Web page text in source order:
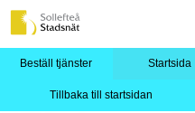
Beställ tjänster Startsida
Tillbaka till startsidan